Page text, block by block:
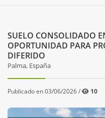
SUELO CONSOLIDADO
OPORTUNIDAD PARA
DIFERIDO
Palma, España
Publicado en 03/06/2026 / 10